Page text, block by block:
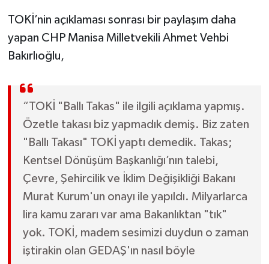
TOKİ’nin açıklaması sonrası bir paylaşım daha
yapan CHP Manisa Milletvekili Ahmet Vehbi
Bakırlıoğlu,
“TOKİ "Ballı Takas" ile ilgili açıklama yapmış.
Özetle takası biz yapmadık demiş. Biz zaten
"Ballı Takası" TOKİ yaptı demedik. Takas;
Kentsel Dönüşüm Başkanlığı’nın talebi,
Çevre, Şehircilik ve İklim Değişikliği Bakanı
Murat Kurum'un onayı ile yapıldı. Milyarlarca
lira kamu zararı var ama Bakanlıktan "tık"
yok. TOKİ, madem sesimizi duydun o zaman
iştirakin olan GEDAŞ'ın nasıl böyle